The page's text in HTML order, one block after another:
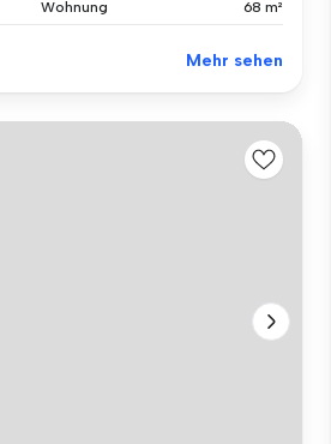
Wohnung 68 m²
Mehr sehen